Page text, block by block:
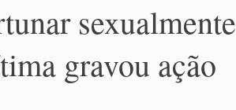
sexualmente
gravou ação